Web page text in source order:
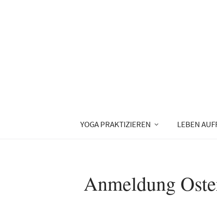
YOGA PRAKTIZIEREN LEBEN
Anmeldung